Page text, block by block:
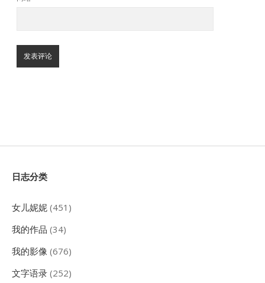
Sidebar
日志分类
女儿妮妮 (451)
我的作品 (34)
我的影像 (676)
文字语录 (252)